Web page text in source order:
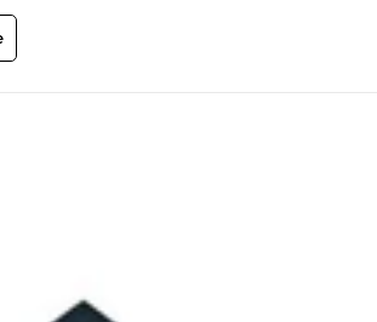
Officiels : ✅ Pages Jaunes (France) ✅
Jaunes (Canada) ✅ Plus de 86 Pays
d'Emails : ✅ Elimination des doublons ✅
Géocalisation de vos clients ✅ Statistiques
ont cliqué ✅ Statistiques complètes de votre
web). ✅ Nombres des visites réparties